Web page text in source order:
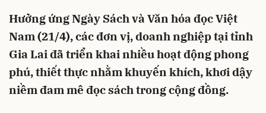
Hưởng ứng Ngày Sách và Văn hóa đọc Việt
Nam (21/4), các đơn vị, doanh nghiệp tại tỉnh
Gia Lai đã triển khai nhiều hoạt động phong
phú, thiết thực nhằm khuyến khích, khơi dậy
niềm đam mê đọc sách trong cộng đồng.
Hủy Gửi